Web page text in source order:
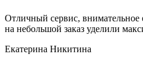
Отличный сервис,
на небольшой заказ уделили
Екатерина Никитина